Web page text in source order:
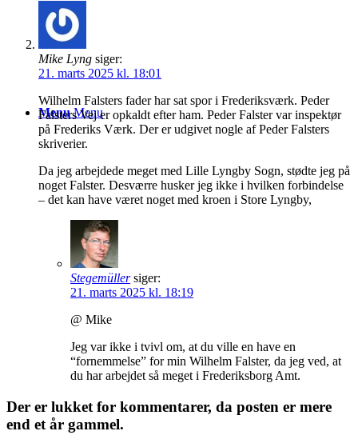
Menu Menu
Mike Lyng siger:
21. marts 2025 kl. 18:01
Wilhelm Falsters fader har sat spor i Frederiksværk. Peder
Falsters Vej er opkaldt efter ham. Peder Falster var inspektør
på Frederiks Værk. Der er udgivet nogle af Peder Falsters
skriverier.
Da jeg arbejdede meget med Lille Lyngby Sogn, stødte jeg på
noget Falster. Desværre husker jeg ikke i hvilken forbindelse
– det kan have været noget med kroen i Store Lyngby,
Stegemüller siger:
21. marts 2025 kl. 18:19
@ Mike
Jeg var ikke i tvivl om, at du ville en have en
“fornemmelse” for min Wilhelm Falster, da jeg ved, at
du har arbejdet så meget i Frederiksborg Amt.
Der er lukket for kommentarer, da posten er mere
end et år gammel.